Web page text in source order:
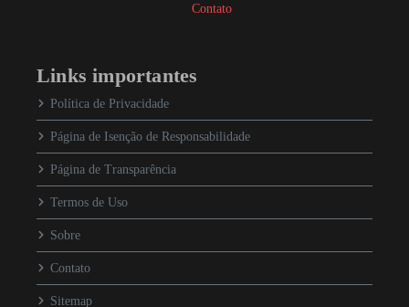
Contato
Links importantes
Política de Privacidade
Página de Isenção de Responsabilidade
Página de Transparência
Termos de Uso
Sobre
Contato
Sitemap